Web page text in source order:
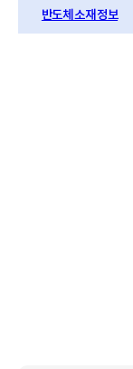
반도체 소재 정보